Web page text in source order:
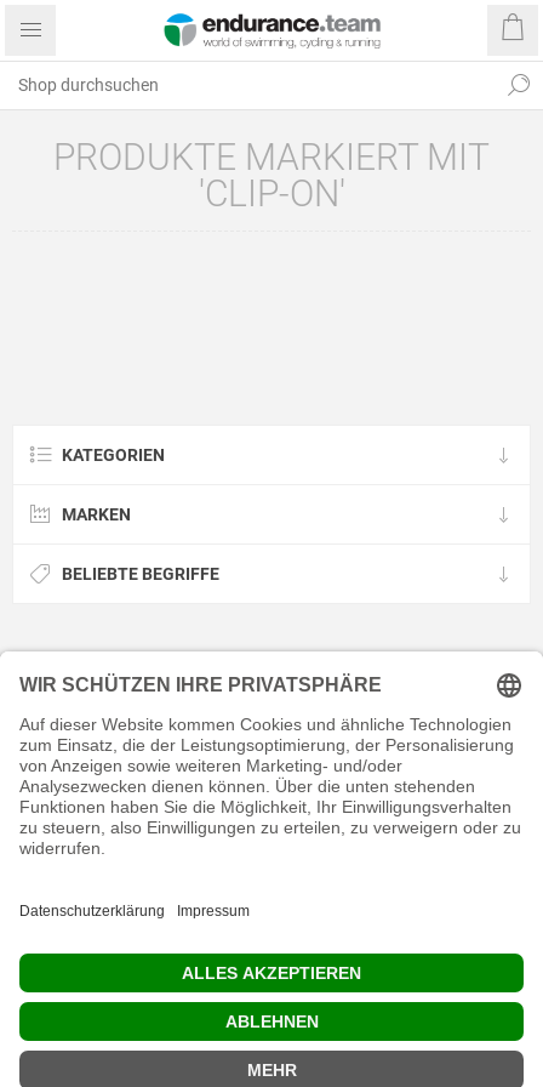
PRODUKTE MARKIERT MIT
'CLIP-ON'
KATEGORIEN
MARKEN
BELIEBTE BEGRIFFE
KONTAKT
RECHTLICHES
INFORMATIVES
MEIN KONTO